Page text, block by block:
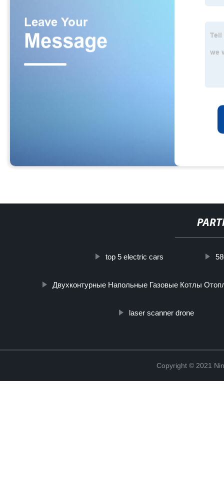
top 5 electric cars
Двухконтурные Напольные Газовые Котлы
laser scanner drone
Copyright © 2021